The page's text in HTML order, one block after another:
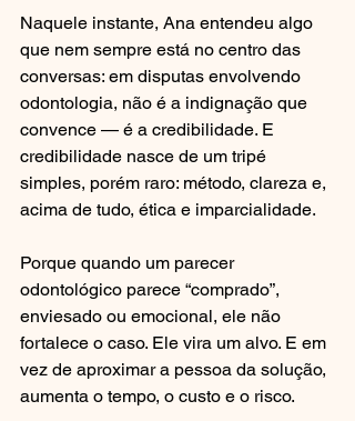
Naquele instante, Ana entendeu algo
que nem sempre está no centro das
conversas: em disputas envolvendo
odontologia, não é a indignação que
convence — é a credibilidade. E
credibilidade nasce de um tripé
simples, porém raro: método, clareza e,
acima de tudo, ética e imparcialidade.
Porque quando um parecer
odontológico parece “comprado”,
enviesado ou emocional, ele não
fortalece o caso. Ele vira um alvo. E em
vez de aproximar a pessoa da solução,
aumenta o tempo, o custo e o risco.